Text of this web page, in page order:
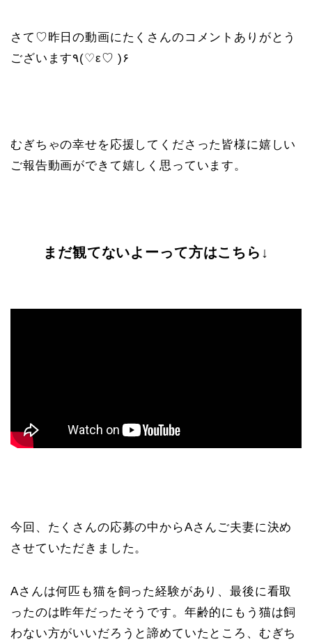
さて♡昨日の動画にたくさんのコメントありがとう
ございます٩(♡ε♡ )۶
むぎちゃの幸せを応援してくださった皆様に嬉しい
ご報告動画ができて嬉しく思っています。
まだ観てないよーって方はこちら↓
今回、たくさんの応募の中からAさんご夫妻に決め
させていただきました。
Aさんは何匹も猫を飼った経験があり、最後に看取
ったのは昨年だったそうです。年齢的にもう猫は飼
わない方がいいだろうと諦めていたところ、むぎち